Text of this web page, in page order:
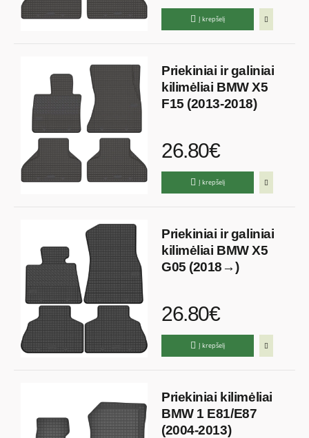
Į krepšelį
Priekiniai ir galiniai
kilimėliai BMW X5
F15 (2013-2018)
26.80€
Į krepšelį
Priekiniai ir galiniai
kilimėliai BMW X5
G05 (2018→)
26.80€
Į krepšelį
Priekiniai kilimėliai
BMW 1 E81/E87
(2004-2013)